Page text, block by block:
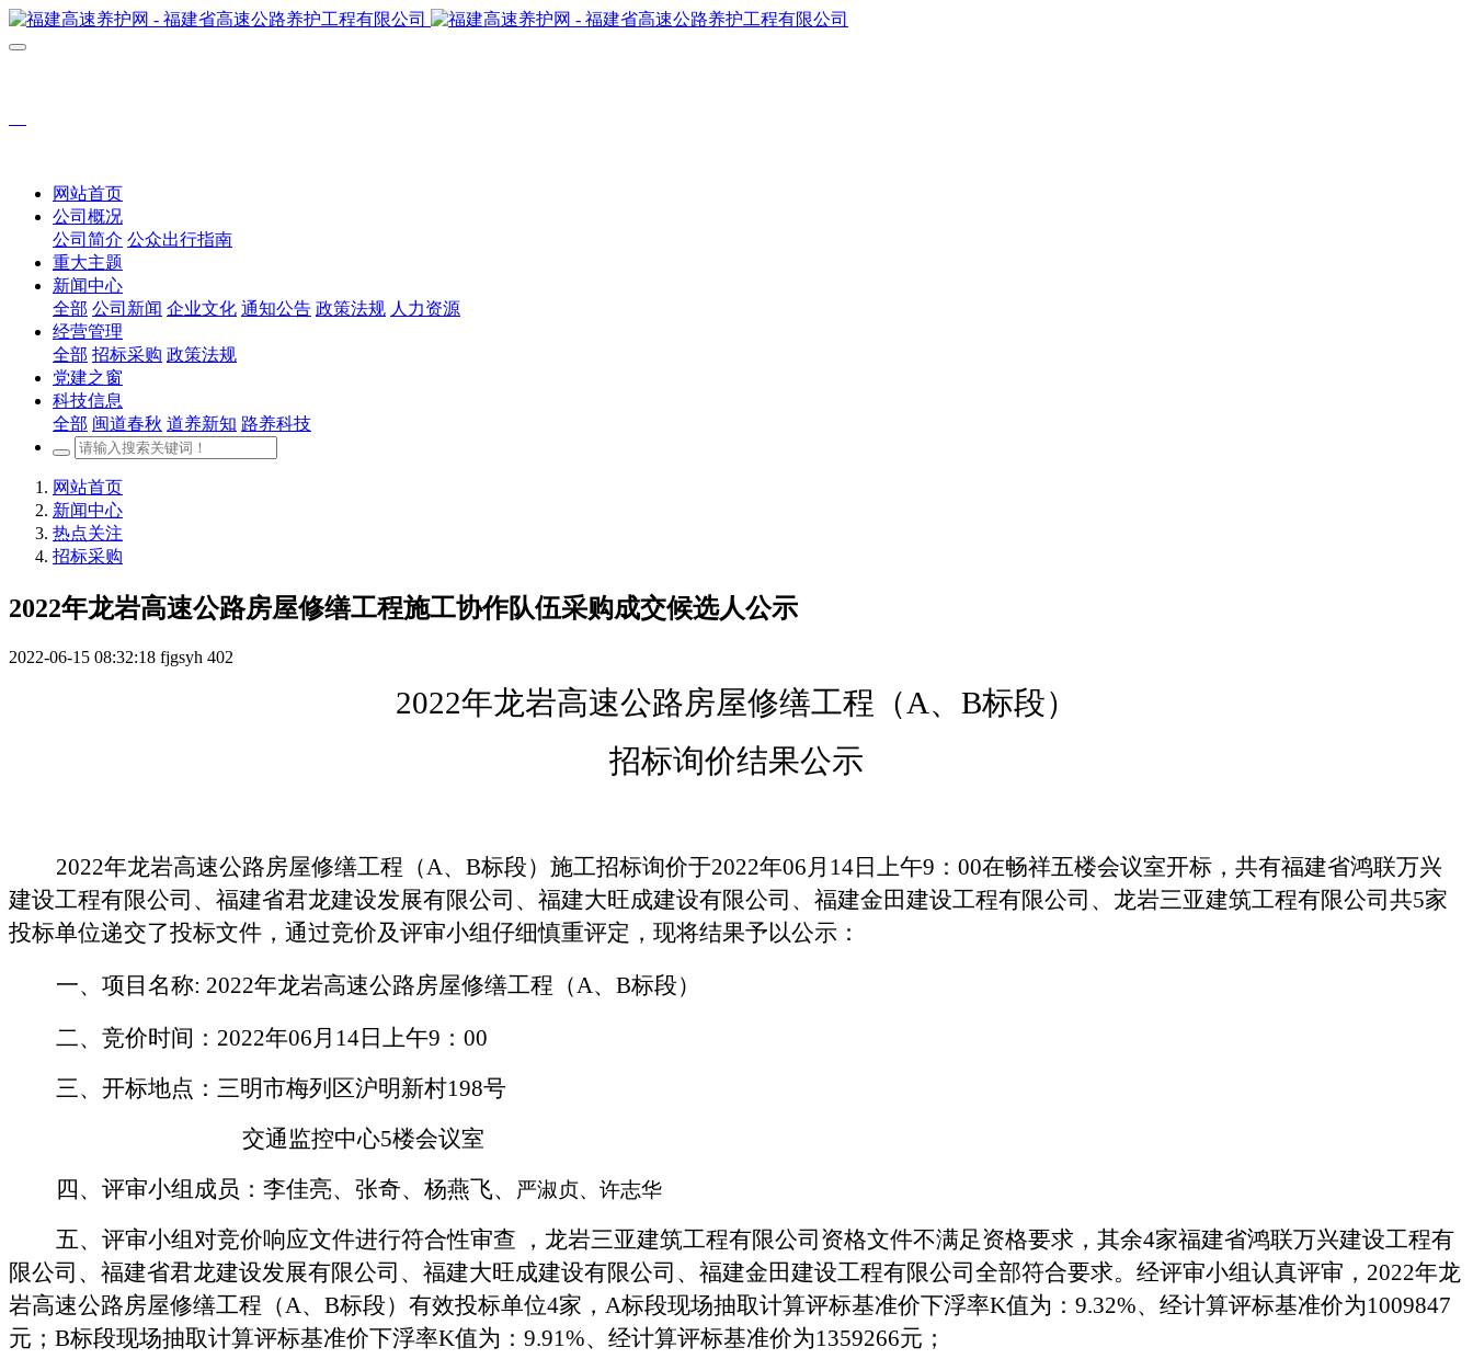
网站首页
公司概况
公司简介 公众出行指南
重大主题
新闻中心
全部 公司新闻 企业文化 通知公告 政策法规 人力资源
经营管理
全部 招标采购 政策法规
党建之窗
科技信息
全部 闽道春秋 道养新知 路养科技
网站首页
新闻中心
热点关注
招标采购
2022年龙岩高速公路房屋修缮工程施工协作队伍采购成交候选人公示
2022-06-15 08:32:18 fjgsyh 402
2022年龙岩高速公路房屋修缮工程（A、B标段）
招标询价结果公示
2022年龙岩高速公路房屋修缮工程（A、B标段）施工招标询价于2022年06月 14日上午9 ： 00在畅祥五楼会议室开标，共有福建省鸿联万兴
建设工程有限公司、福建省君龙建设发展有限公司、福建大旺成建设有限公司、福建金田建设工程有限公司、龙岩三亚建筑工程有限公司共5家
投标单位递交了投标文件，通过竞价及评审小组仔细慎重评定，现将结果予以公示：
一、项目名称: 2022年龙岩高速公路房屋修缮工程（A、B标段）
二、竞价时间： 2022年06月 14日上午9 ： 00
三、开标地点：三明市梅列区沪明新村198号
交通监控中心5楼会议室
四、评审小组成员：李佳亮、张奇、杨燕飞、
严淑贞、许志华
五、评审小组对竞价响应文件进行符合性审查 ，龙岩三亚建筑工程有限公司资格文件不满足资格要求，其余4家福建省鸿联万兴建设工程有
限公司、福建省君龙建设发展有限公司、福建大旺成建设有限公司、福建金田建设工程有限公司全部符合要求。经评审小组认真评审， 2022年龙
岩高速公路房屋修缮工程（A、B标段）有效投标单位4家， A标段现场抽取计算评标基准价下浮率K值为： 9.32%、经计算评标基准价为1009847
元； B标段现场抽取计算评标基准价下浮率K值为：9.91%、经计算评标基准价为1359266元；